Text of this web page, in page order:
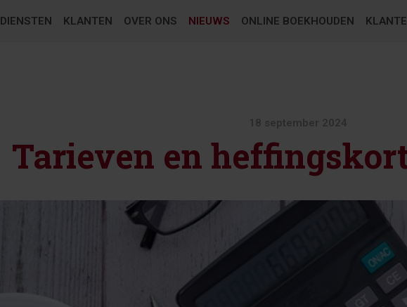
DIENSTEN KLANTEN OVER ONS NIEUWS ONLINE BOEKHOUDEN
Tarieven en